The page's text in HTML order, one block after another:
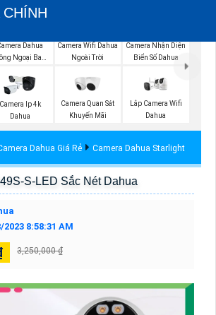
Dahua
Ngoại Ban
Camera Wifi Dahua
Ngoài Trời
Camera Nhận Diện
Biển Số Dahua
Camera Ip 4k
Dahua
Camera Quan Sát
Khuyến Mãi
Lắp Camera Wifi
Dahua
Dahua Giá Rẻ Camera Dahua Starlight
S-LED Sắc Nét Dahua
2023 8:58:31 AM
3,250,000 ₫